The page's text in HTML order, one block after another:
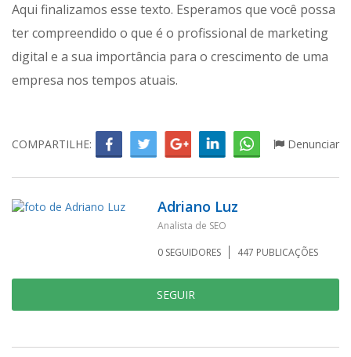
Aqui finalizamos esse texto. Esperamos que você possa
ter compreendido o que é o profissional de marketing
digital e a sua importância para o crescimento de uma
empresa nos tempos atuais.
COMPARTILHE: Denunciar
Adriano Luz
Analista de SEO
0 SEGUIDORES 447 PUBLICAÇÕES
SEGUIR